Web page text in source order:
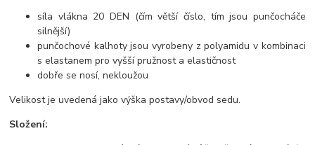
síla vlákna 20 DEN (čím větší číslo, tím jsou punčocháče
silnější)
punčochové kalhoty jsou vyrobeny z polyamidu v kombinaci
s elastanem pro vyšší pružnost a elastičnost
dobře se nosí, nekloužou
Velikost je uvedená jako výška postavy/obvod sedu.
Složení: